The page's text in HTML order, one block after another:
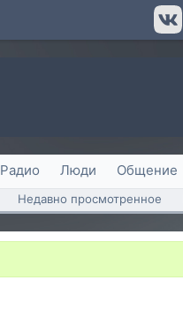
Радио Люди Общение
Недавно просмотренное